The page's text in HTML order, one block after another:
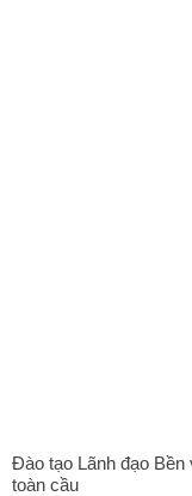
Đào tạo Lãnh đạo Bền
toàn cầu